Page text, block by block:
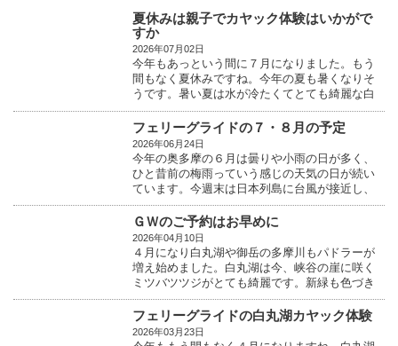
夏休みは親子でカヤック体験はいかがで
すか
2026年07月02日
今年もあっという間に７月になりました。もう
間もなく夏休みですね。今年の夏も暑くなりそ
うです。暑い夏は水が冷たくてとても綺麗な白
丸湖で親子でカ...
フェリーグライドの７・８月の予定
2026年06月24日
今年の奥多摩の６月は曇りや小雨の日が多く、
ひと昔前の梅雨っていう感じの天気の日が続い
ています。今週末は日本列島に台風が接近し、
関東にもまとま...
ＧＷのご予約はお早めに
2026年04月10日
４月になり白丸湖や御岳の多摩川もパドラーが
増え始めました。白丸湖は今、峡谷の崖に咲く
ミツバツツジがとても綺麗です。新緑も色づき
始め自然の息...
フェリーグライドの白丸湖カヤック体験
2026年03月23日